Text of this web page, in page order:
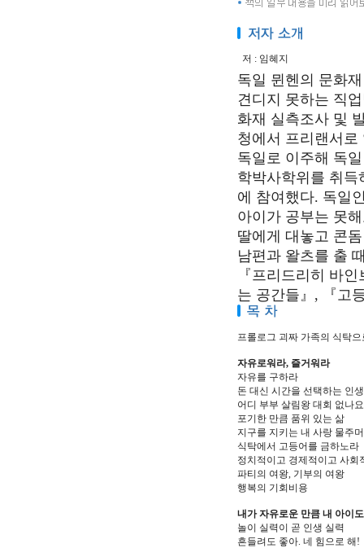
저 : 임혜지
독일 뮌헨의 문화
견디지 못하는 직
화재 실측조사 및
청에서 프리랜서
독일로 이주해 독
학박사학위를 취득
에 참여했다. 독일
아이가 공부는 못
딸에게 대놓고 콘
남편과 왈츠를 출
『프리드리히 바
는 공간들』, 『고
프롤로그 괴짜 가족의 식탁
자유로워라, 즐거워라
자유를 구하라
돈 대신 시간을 선택하는 인생
어디 부부 살림왕 대회 없나
포기한 만큼 품위 있는 삶
지구를 지키는 내 사랑 물주
식탁에서 고등어를 금하노라
정치적이고 경제적이고 사회
파티의 여왕, 기부의 여왕
행복의 기회비용
내가 자유로운 만큼 내 아이
놀이 실력이 곧 인생 실력
흔들려도 좋아. 네 힘으로 해!